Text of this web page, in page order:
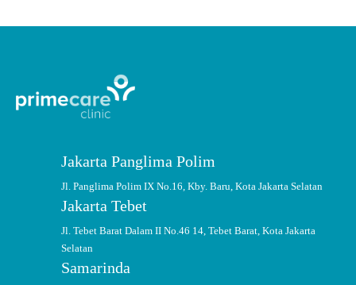
Jakarta Panglima Polim
Jl. Panglima Polim IX No.16, Kby. Baru, Kota Jakarta Selatan
Jakarta Tebet
Jl. Tebet Barat Dalam II No.46 14, Tebet Barat, Kota Jakarta
Selatan
Samarinda